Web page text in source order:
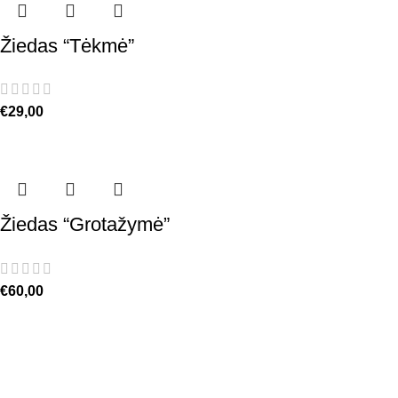
Žiedas “Tėkmė”
€29,00
Žiedas “Grotažymė”
€60,00